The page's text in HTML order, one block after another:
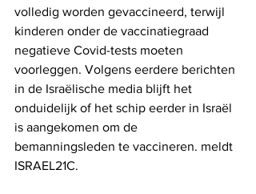
volledig worden gevaccineerd, terwijl
kinderen onder de vaccinatiegraad
negatieve Covid-tests moeten
voorleggen. Volgens eerdere berichten
in de Israëlische media blijft het
onduidelijk of het schip eerder in Israël
is aangekomen om de
bemanningsleden te vaccineren. meldt
ISRAEL21C.